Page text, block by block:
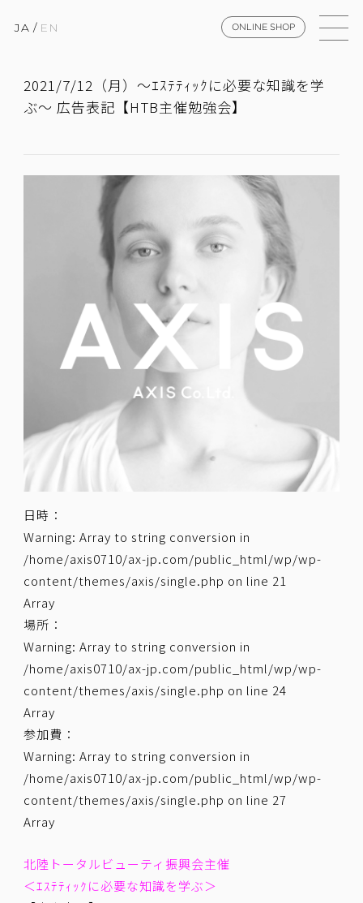
JA / EN ONLINE SHOP
2021/7/12（月）～ｴｽﾃﾃｨｯｸに必要な知識を学
ぶ～ 広告表記【HTB主催勉強会】
日時：
Warning: Array to string conversion in
/home/axis0710/ax-jp.com/public_html/wp/wp-
content/themes/axis/single.php on line 21
Array
場所：
Warning: Array to string conversion in
/home/axis0710/ax-jp.com/public_html/wp/wp-
content/themes/axis/single.php on line 24
Array
参加費：
Warning: Array to string conversion in
/home/axis0710/ax-jp.com/public_html/wp/wp-
content/themes/axis/single.php on line 27
Array
北陸トータルビューティ振興会主催
＜ｴｽﾃﾃｨｯｸに必要な知識を学ぶ＞